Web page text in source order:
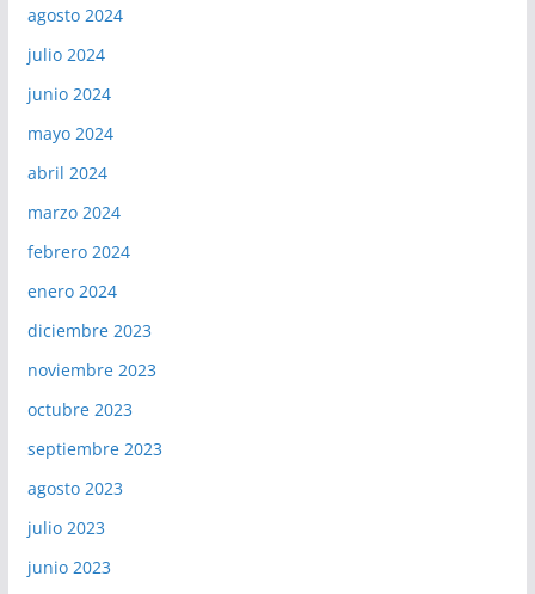
agosto 2024
julio 2024
junio 2024
mayo 2024
abril 2024
marzo 2024
febrero 2024
enero 2024
diciembre 2023
noviembre 2023
octubre 2023
septiembre 2023
agosto 2023
julio 2023
junio 2023